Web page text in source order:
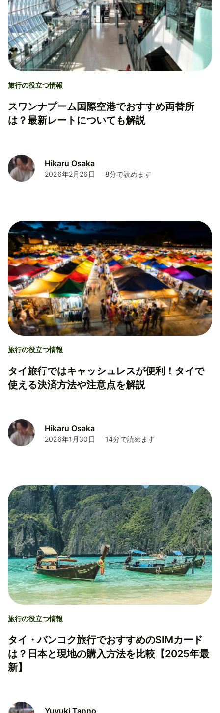
旅行の役立つ情報
スワンナプーム国際空港でおすすめ両替所
は？最新レートについても解説
Hikaru Osaka
2026年2月26日 8分で読めます
旅行の役立つ情報
タイ旅行ではキャッシュレスが便利！タイで
使える決済方法や注意点を解説
Hikaru Osaka
2026年1月30日 14分で読めます
旅行の役立つ情報
タイ・バンコク旅行でおすすめのSIMカード
は？日本と現地の購入方法を比較【2025年最
新】
Yuyuki Tanno